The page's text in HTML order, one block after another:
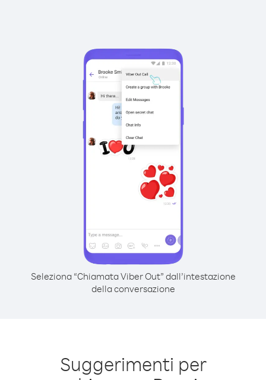
Seleziona “Chiamata Viber Out” dall’intestazione
della conversazione
Suggerimenti per